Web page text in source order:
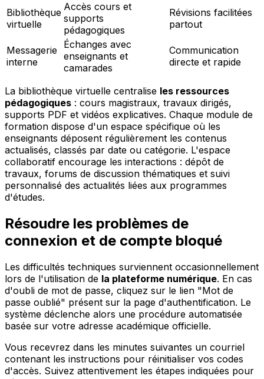
Bibliothèque
virtuelle
Accès cours et
supports
pédagogiques
Révisions facilitées
partout
Messagerie
interne
Échanges avec
enseignants et
camarades
Communication
directe et rapide
La bibliothèque virtuelle centralise les ressources
pédagogiques : cours magistraux, travaux dirigés,
supports PDF et vidéos explicatives. Chaque module de
formation dispose d'un espace spécifique où les
enseignants déposent régulièrement les contenus
actualisés, classés par date ou catégorie. L'espace
collaboratif encourage les interactions : dépôt de
travaux, forums de discussion thématiques et suivi
personnalisé des actualités liées aux programmes
d'études.
Résoudre les problèmes de
connexion et de compte bloqué
Les difficultés techniques surviennent occasionnellement
lors de l'utilisation de la plateforme numérique. En cas
d'oubli de mot de passe, cliquez sur le lien "Mot de
passe oublié" présent sur la page d'authentification. Le
système déclenche alors une procédure automatisée
basée sur votre adresse académique officielle.
Vous recevrez dans les minutes suivantes un courriel
contenant les instructions pour réinitialiser vos codes
d'accès. Suivez attentivement les étapes indiquées pour